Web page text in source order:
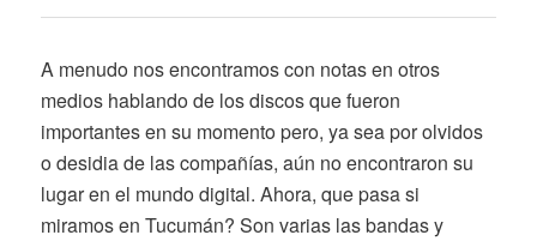
A menudo nos encontramos con notas en otros
medios hablando de los discos que fueron
importantes en su momento pero, ya sea por olvidos
o desidia de las compañías, aún no encontraron su
lugar en el mundo digital. Ahora, que pasa si
miramos en Tucumán? Son varias las bandas y